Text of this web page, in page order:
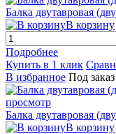
Балка двутавровая
В корзину
Подробнее
Купить в 1 клик
В избранное Под заказ
просмотр
Балка двутавровая
В корзину